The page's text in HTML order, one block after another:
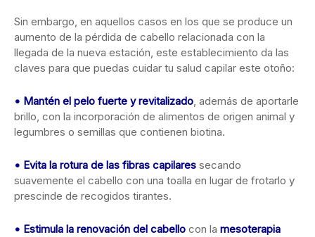
Sin embargo, en aquellos casos en los que se produce un
aumento de la pérdida de cabello relacionada con la
llegada de la nueva estación, este establecimiento da las
claves para que puedas cuidar tu salud capilar este otoño:
• Mantén el pelo fuerte y revitalizado, además de aportarle
brillo, con la incorporación de alimentos de origen animal y
legumbres o semillas que contienen biotina.
• Evita la rotura de las fibras capilares secando
suavemente el cabello con una toalla en lugar de frotarlo y
prescinde de recogidos tirantes.
• Estimula la renovación del cabello con la mesoterapia